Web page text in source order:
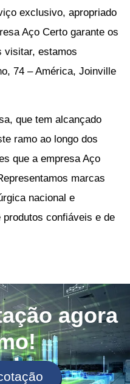
exclusivo, apropriado
Aço Certo garante os
visitar, estamos
74 – América, Joinville
que tem alcançado
ramo ao longo dos
que a empresa Aço
marcas
nacional e
confiáveis e de
agora